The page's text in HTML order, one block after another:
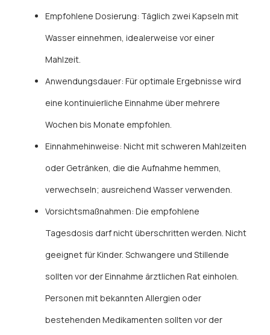
Empfohlene Dosierung: Täglich zwei Kapseln mit
Wasser einnehmen, idealerweise vor einer
Mahlzeit.
Anwendungsdauer: Für optimale Ergebnisse wird
eine kontinuierliche Einnahme über mehrere
Wochen bis Monate empfohlen.
Einnahmehinweise: Nicht mit schweren Mahlzeiten
oder Getränken, die die Aufnahme hemmen,
verwechseln; ausreichend Wasser verwenden.
Vorsichtsmaßnahmen: Die empfohlene
Tagesdosis darf nicht überschritten werden. Nicht
geeignet für Kinder. Schwangere und Stillende
sollten vor der Einnahme ärztlichen Rat einholen.
Personen mit bekannten Allergien oder
bestehenden Medikamenten sollten vor der